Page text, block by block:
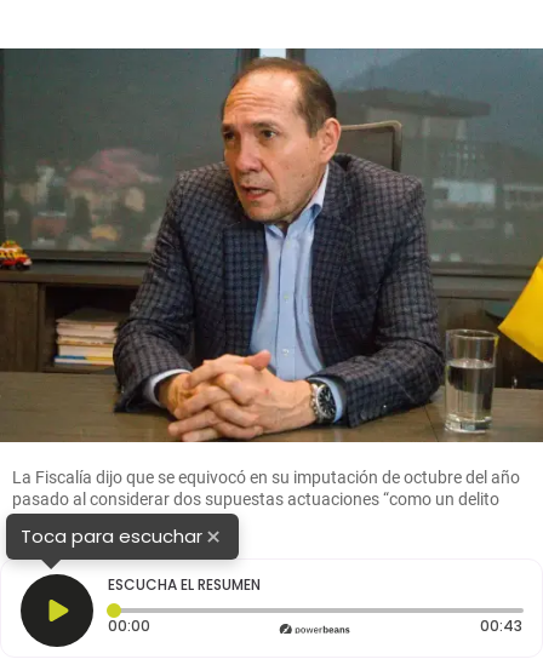
La Fiscalía dijo que se equivocó en su imputación de octubre del año
pasado al considerar dos supuestas actuaciones “como un delito
continuado” Foto: Colprensa
Toca para escuchar×
ESCUCHA EL RESUMEN
00:00 Tiempo transcurrido: 0 segundos 00:43